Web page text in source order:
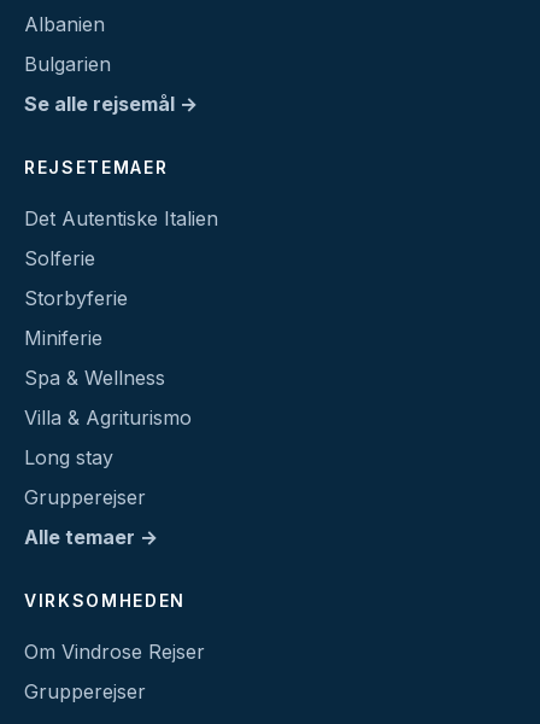
Albanien
Bulgarien
Se alle rejsemål →
REJSETEMAER
Det Autentiske Italien
Solferie
Storbyferie
Miniferie
Spa & Wellness
Villa & Agriturismo
Long stay
Grupperejser
Alle temaer →
VIRKSOMHEDEN
Om Vindrose Rejser
Grupperejser